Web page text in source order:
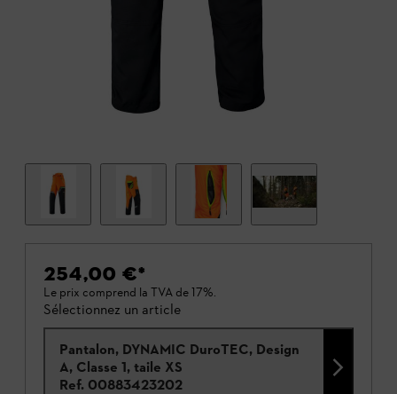
254,00 €*
Le prix comprend la TVA de 17%.
Sélectionnez un article
Pantalon, DYNAMIC DuroTEC, Design
A, Classe 1, taile XS
Ref. 00883423202